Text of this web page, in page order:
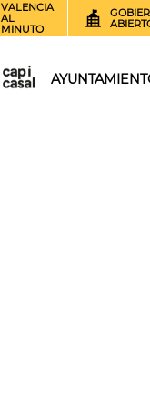
VALENCIA
AL
MINUTO